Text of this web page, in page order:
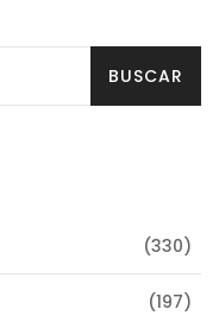
(330)
(197)